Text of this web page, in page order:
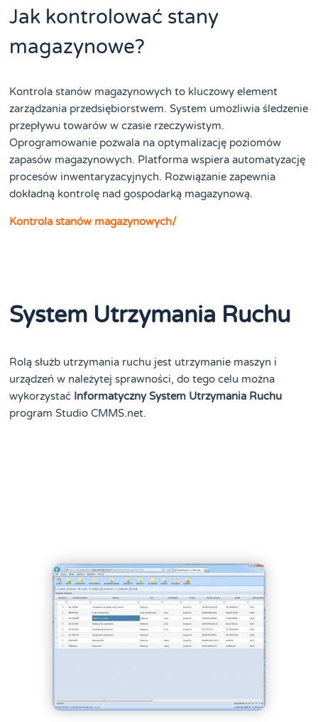
Jak kontrolować stany
magazynowe?
Kontrola stanów magazynowych to kluczowy element
zarządzania przedsiębiorstwem. System umożliwia śledzenie
przepływu towarów w czasie rzeczywistym.
Oprogramowanie pozwala na optymalizację poziomów
zapasów magazynowych. Platforma wspiera automatyzację
procesów inwentaryzacyjnych. Rozwiązanie zapewnia
dokładną kontrolę nad gospodarką magazynową.
Kontrola stanów magazynowych/
System Utrzymania Ruchu
Rolą służb utrzymania ruchu jest utrzymanie maszyn i
urządzeń w należytej sprawności, do tego celu można
wykorzystać Informatyczny System Utrzymania Ruchu
program Studio CMMS.net.